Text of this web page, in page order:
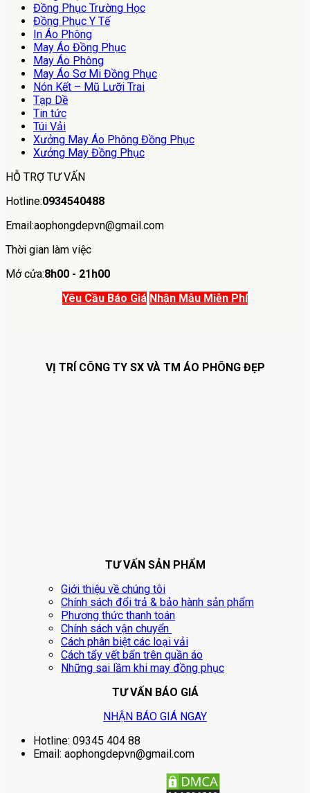
Đồng Phục Trường Học
Đồng Phục Y Tế
In Áo Phông
May Áo Đồng Phục
May Áo Phông
May Áo Sơ Mi Đồng Phục
Nón Kết – Mũ Lưỡi Trai
Tạp Dề
Tin tức
Túi Vải
Xưởng May Áo Phông Đồng Phục
Xưởng May Đồng Phục
HỖ TRỢ TƯ VẤN
Hotline:0934540488
Email:aophongdepvn@gmail.com
Thời gian làm việc
Mở cửa:8h00 - 21h00
Yêu Cầu Báo Giá Nhận Mẫu Miễn Phí
VỊ TRÍ CÔNG TY SX VÀ TM ÁO PHÔNG ĐẸP
TƯ VẤN SẢN PHẨM
Giới thiệu về chúng tôi
Chính sách đổi trả & bảo hành sản phẩm
Phương thức thanh toán
Chính sách vận chuyển
Cách phân biệt các loại vải
Cách tẩy vết bẩn trên quần áo
Những sai lầm khi may đồng phục
TƯ VẤN BÁO GIÁ
NHẬN BÁO GIÁ NGAY
Hotline: 09345 404 88
Email: aophongdepvn@gmail.com